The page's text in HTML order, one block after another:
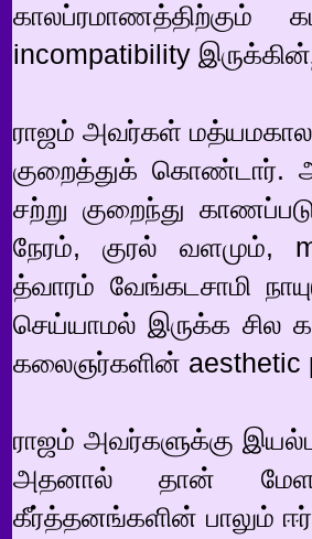
காலப்ரமாணத்திற்கும்
incompatibility
ராஜம் அவர்கள்
குறைத்துக் கொண்டார்.
சற்று குறைந்து
நேரம், குரல் வளமும்,
த்வாரம் வேங்கடசாமி
செய்யாமல் இருக்க சில
கலைஞர்களின் aesthetic
ராஜம் அவர்களுக்கு
அதனால் தான் மேள
கீர்த்தனங்களின் பாலும்